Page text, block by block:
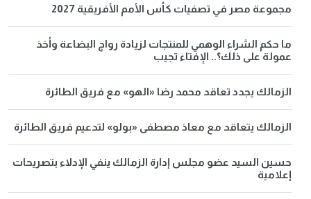
مجموعة مصر في تصفيات كأس الأمم الأفريقية 2027
ما حكم الشراء الوهمي للمنتجات لزيادة رواج البضاعة وأخذ
عمولة على ذلك؟.. الإفتاء تجيب
الزمالك يجدد تعاقد محمد رضا «الهو» مع فريق الطائرة
الزمالك يتعاقد مع معاذ مصطفى «بولو» لتدعيم فريق الطائرة
حسين السيد عضو مجلس إدارة الزمالك ينفي الإدلاء بتصريحات
إعلامية